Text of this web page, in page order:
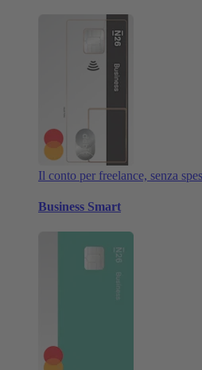
Il conto per freelance, senza
Business Smart